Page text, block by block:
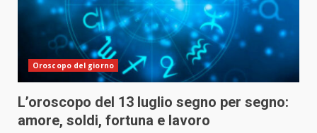
Oroscopo del giorno
L’oroscopo del 13 luglio segno per segno:
amore, soldi, fortuna e lavoro